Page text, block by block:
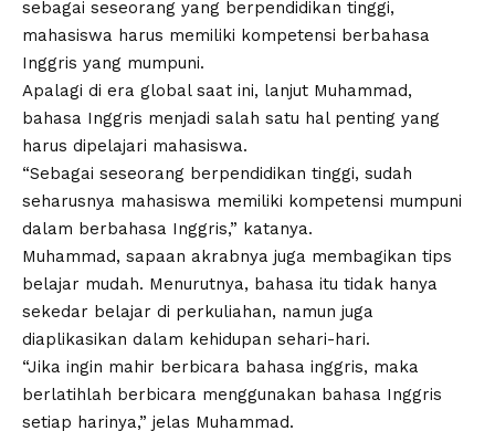
sebagai seseorang yang berpendidikan tinggi,
mahasiswa harus memiliki kompetensi berbahasa
Inggris yang mumpuni.
Apalagi di era global saat ini, lanjut Muhammad,
bahasa Inggris menjadi salah satu hal penting yang
harus dipelajari mahasiswa.
“Sebagai seseorang berpendidikan tinggi, sudah
seharusnya mahasiswa memiliki kompetensi mumpuni
dalam berbahasa Inggris,” katanya.
Muhammad, sapaan akrabnya juga membagikan tips
belajar mudah. Menurutnya, bahasa itu tidak hanya
sekedar belajar di perkuliahan, namun juga
diaplikasikan dalam kehidupan sehari-hari.
“Jika ingin mahir berbicara bahasa inggris, maka
berlatihlah berbicara menggunakan bahasa Inggris
setiap harinya,” jelas Muhammad.